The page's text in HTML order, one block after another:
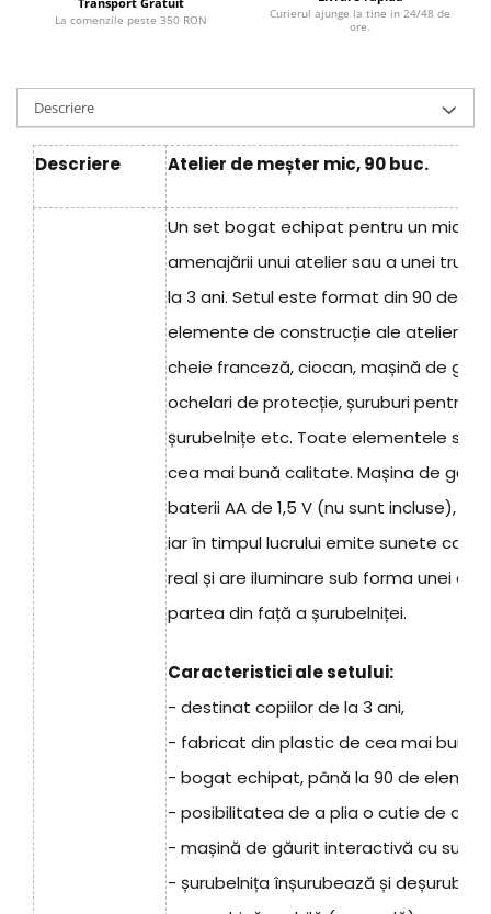
La comenzile peste 350 RON
Curierul ajunge la tine in 24/48 de
ore.
Descriere
Descriere Atelier de meșter mic, 90 buc.
Un set bogat echipat pentru un mic
amenajării unui atelier sau a unei
la 3 ani. Setul este format din 90 de
elemente de construcție ale atelierului
cheie franceză, ciocan, mașină de
ochelari de protecție, șuruburi pentru
șurubelnițe etc. Toate elementele
cea mai bună calitate. Mașina de
baterii AA de 1,5 V (nu sunt incluse),
iar în timpul lucrului emite sunete
real și are iluminare sub forma unei
partea din față a șurubelniței.
Caracteristici ale setului:
- destinat copiilor de la 3 ani,
- fabricat din plastic de cea mai bună
- bogat echipat, până la 90 de
- posibilitatea de a plia o cutie de
- mașină de găurit interactivă cu
- șurubelnița înșurubează și